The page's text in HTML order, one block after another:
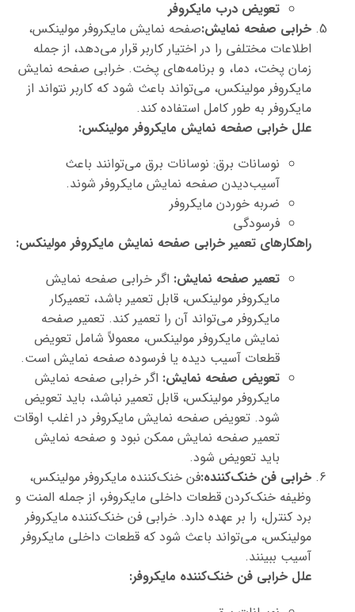
تعویض درب مایکروفر
خرابی صفحه نمایش:صفحه نمایش مایکروفر مولینکس،
اطلاعات مختلفی را در اختیار کاربر قرار می‌دهد، از جمله
زمان پخت، دما، و برنامه‌های پخت. خرابی صفحه نمایش
مایکروفر مولینکس، می‌تواند باعث شود که کاربر نتواند از
مایکروفر به طور کامل استفاده کند.
علل خرابی صفحه نمایش مایکروفر مولینکس:
نوسانات برق: نوسانات برق می‌توانند باعث
آسیب‌دیدن صفحه نمایش مایکروفر شوند.
ضربه خوردن مایکروفر
فرسودگی
راهکارهای تعمیر خرابی صفحه نمایش مایکروفر مولینکس:
تعمیر صفحه نمایش: اگر خرابی صفحه نمایش
مایکروفر مولینکس، قابل تعمیر باشد، تعمیرکار
مایکروفر می‌تواند آن را تعمیر کند. تعمیر صفحه
نمایش مایکروفر مولینکس، معمولاً شامل تعویض
قطعات آسیب دیده یا فرسوده صفحه نمایش است.
تعویض صفحه نمایش: اگر خرابی صفحه نمایش
مایکروفر مولینکس، قابل تعمیر نباشد، باید تعویض
شود. تعویض صفحه نمایش مایکروفر در اغلب اوقات
تعمیر صفحه نمایش ممکن نبود و صفحه نمایش
باید تعویض شود.
خرابی فن خنک‌کننده:فن خنک‌کننده مایکروفر مولینکس،
وظیفه خنک‌کردن قطعات داخلی مایکروفر، از جمله المنت و
برد کنترل، را بر عهده دارد. خرابی فن خنک‌کننده مایکروفر
مولینکس، می‌تواند باعث شود که قطعات داخلی مایکروفر
آسیب ببینند.
علل خرابی فن خنک‌کننده مایکروفر: